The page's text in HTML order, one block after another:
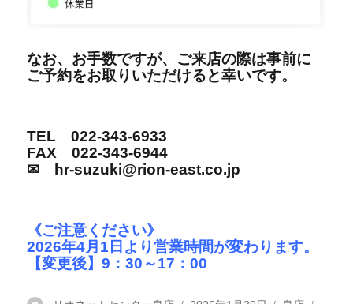
なお、お手数ですが、ご来店の際は事前に
ご予約をお取りいただけると幸いです。
TEL 022-343-6933
FAX 022-343-6944
✉ hr-suzuki@rion-east.co.jp
《ご注意ください》
2026年4月1日より営業時間が変わります。
【変更後】9：30～17：00